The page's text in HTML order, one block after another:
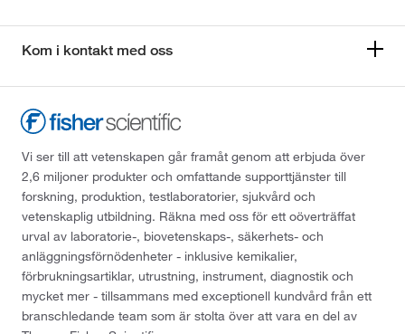
Kom i kontakt med oss
Vi ser till att vetenskapen går framåt genom att erbjuda över
2,6 miljoner produkter och omfattande supporttjänster till
forskning, produktion, testlaboratorier, sjukvård och
vetenskaplig utbildning. Räkna med oss för ett oöverträffat
urval av laboratorie-, biovetenskaps-, säkerhets- och
anläggningsförnödenheter - inklusive kemikalier,
förbrukningsartiklar, utrustning, instrument, diagnostik och
mycket mer - tillsammans med exceptionell kundvård från ett
branschledande team som är stolta över att vara en del av